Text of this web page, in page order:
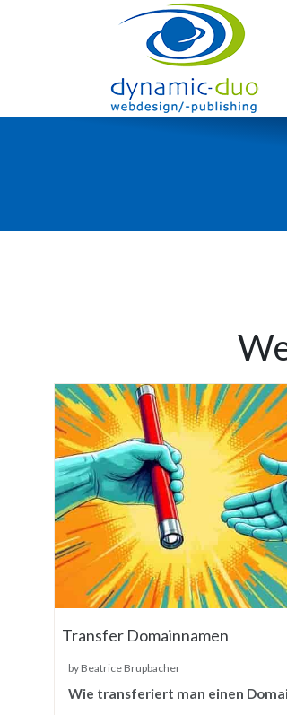
Transfer Domainnamen
by Beatrice Brupbacher
Wie transferiert man einen